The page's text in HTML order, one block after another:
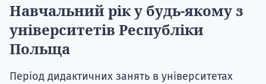
Навчальний рік у будь-якому з
університетів Республіки
Польща
Період дидактичних занять в університетах